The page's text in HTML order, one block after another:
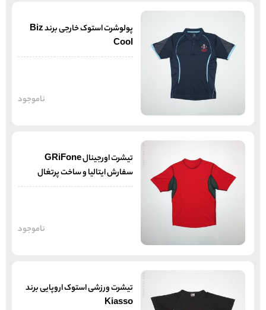
پولوشرت استوک خارجی برند Biz
Cool
ناموجود
تیشرت اورجینال GRiFone
سفارش ایتالیا و ساخت پرتغال
ناموجود
تیشرت ورزشی استوک اروپایی برند
Kiasso